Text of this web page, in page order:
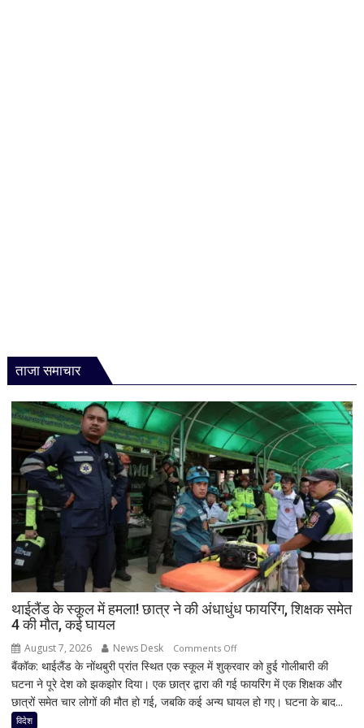
ताजा समाचार
थाईलैंड के स्कूल में हमला! छात्र ने की अंधाधुंध फायरिंग, शिक्षक समेत
4 की मौत, कई घायल
August 7, 2026 News Desk Comments Offon
थाईलैंड
के
स्कूल
बैंकॉक: थाईलैंड के नोंथबुरी प्रांत स्थित एक स्कूल में शुक्रवार को हुई गोलीबारी की
घटना ने पूरे देश को झकझोर दिया। एक छात्र द्वारा की गई फायरिंग में एक शिक्षक और
छात्रों समेत चार लोगों की मौत हो गई, जबकि कई अन्य घायल हो गए। घटना के बाद...
विदेश